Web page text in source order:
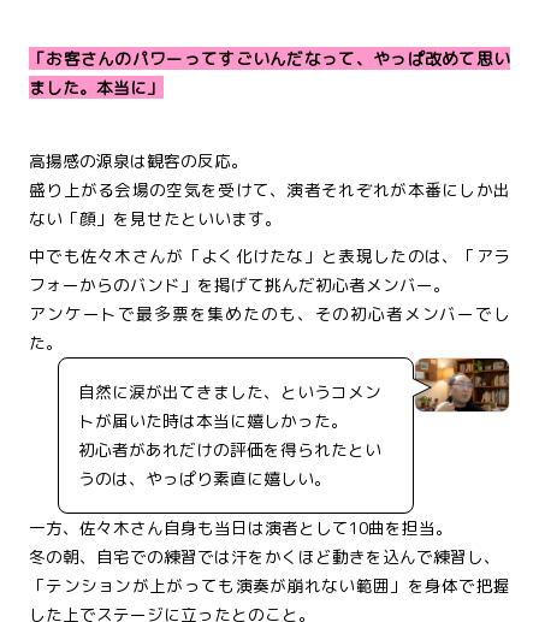
「お客さんのパワーってすごいんだなって、やっぱ改めて思い
ました。本当に」
高揚感の源泉は観客の反応。
盛り上がる会場の空気を受けて、演者それぞれが本番にしか出
ない「顔」を見せたといいます。
中でも佐々木さんが「よく化けたな」と表現したのは、「アラ
フォーからのバンド」を掲げて挑んだ初心者メンバー。
アンケートで最多票を集めたのも、その初心者メンバーでし
た。
自然に涙が出てきました、というコメン
トが届いた時は本当に嬉しかった。
初心者があれだけの評価を得られたとい
うのは、やっぱり素直に嬉しい。
一方、佐々木さん自身も当日は演者として10曲を担当。
冬の朝、自宅での練習では汗をかくほど動きを込んで練習し、
「テンションが上がっても演奏が崩れない範囲」を身体で把握
した上でステージに立ったとのこと。